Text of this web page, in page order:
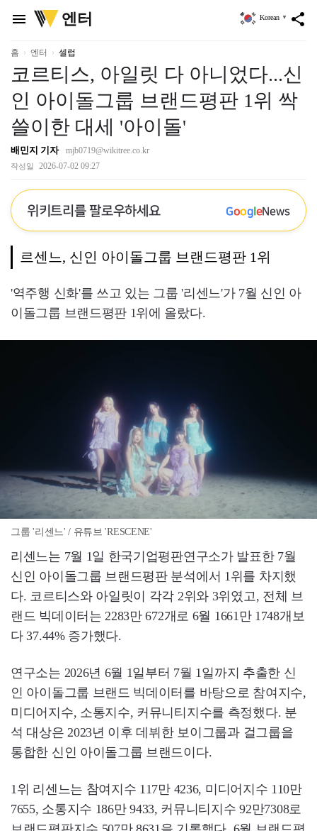
menu
위
키
리
엔터 share
Korean ▼
홈 엔터 셀럽
코르티스, 아일릿 다 아니었다...신
인 아이돌그룹 브랜드평판 1위 싹
쓸이한 대세 '아이돌'
배민지 기자 mjb0719@wikitree.co.kr
작성일 2026-07-02 09:27
위키트리를 팔로우하세요 GoogleNews
르센느, 신인 아이돌그룹 브랜드평판 1위
'역주행 신화'를 쓰고 있는 그룹 '리센느'가 7월 신인 아
이돌그룹 브랜드평판 1위에 올랐다.
그룹 '리센느' / 유튜브 'RESCENE'
리센느는 7월 1일 한국기업평판연구소가 발표한 7월
신인 아이돌그룹 브랜드평판 분석에서 1위를 차지했
다. 코르티스와 아일릿이 각각 2위와 3위였고, 전체 브
랜드 빅데이터는 2283만 672개로 6월 1661만 1748개보
다 37.44% 증가했다.
연구소는 2026년 6월 1일부터 7월 1일까지 추출한 신
인 아이돌그룹 브랜드 빅데이터를 바탕으로 참여지수,
미디어지수, 소통지수, 커뮤니티지수를 측정했다. 분
석 대상은 2023년 이후 데뷔한 보이그룹과 걸그룹을
통합한 신인 아이돌그룹 브랜드이다.
1위 리센느는 참여지수 117만 4236, 미디어지수 110만
7655, 소통지수 186만 9433, 커뮤니티지수 92만7308로